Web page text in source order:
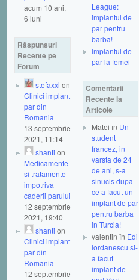
acum 10 ani,
6 luni
Răspunsuri
Recente pe
Forum
stefaxxl on
Clinici implant
par din
Romania
13 septembrie
2021, 11:14
shanti on
Medicamente
si tratamente
impotriva
caderii parului
12 septembrie
2021, 19:40
shanti on
Clinici implant
par din
Romania
12 septembrie
League:
implantul de
par pentru
barba!
Implantul de
par la femei
Comentarii
Recente la
Articole
Matei în Un
student
francez, in
varsta de 24
de ani, s-a
sinucis dupa
ce a facut un
implant de par
pentru barba
in Turcia!
valentin în Edi
Iordanescu si-
a facut
implant de